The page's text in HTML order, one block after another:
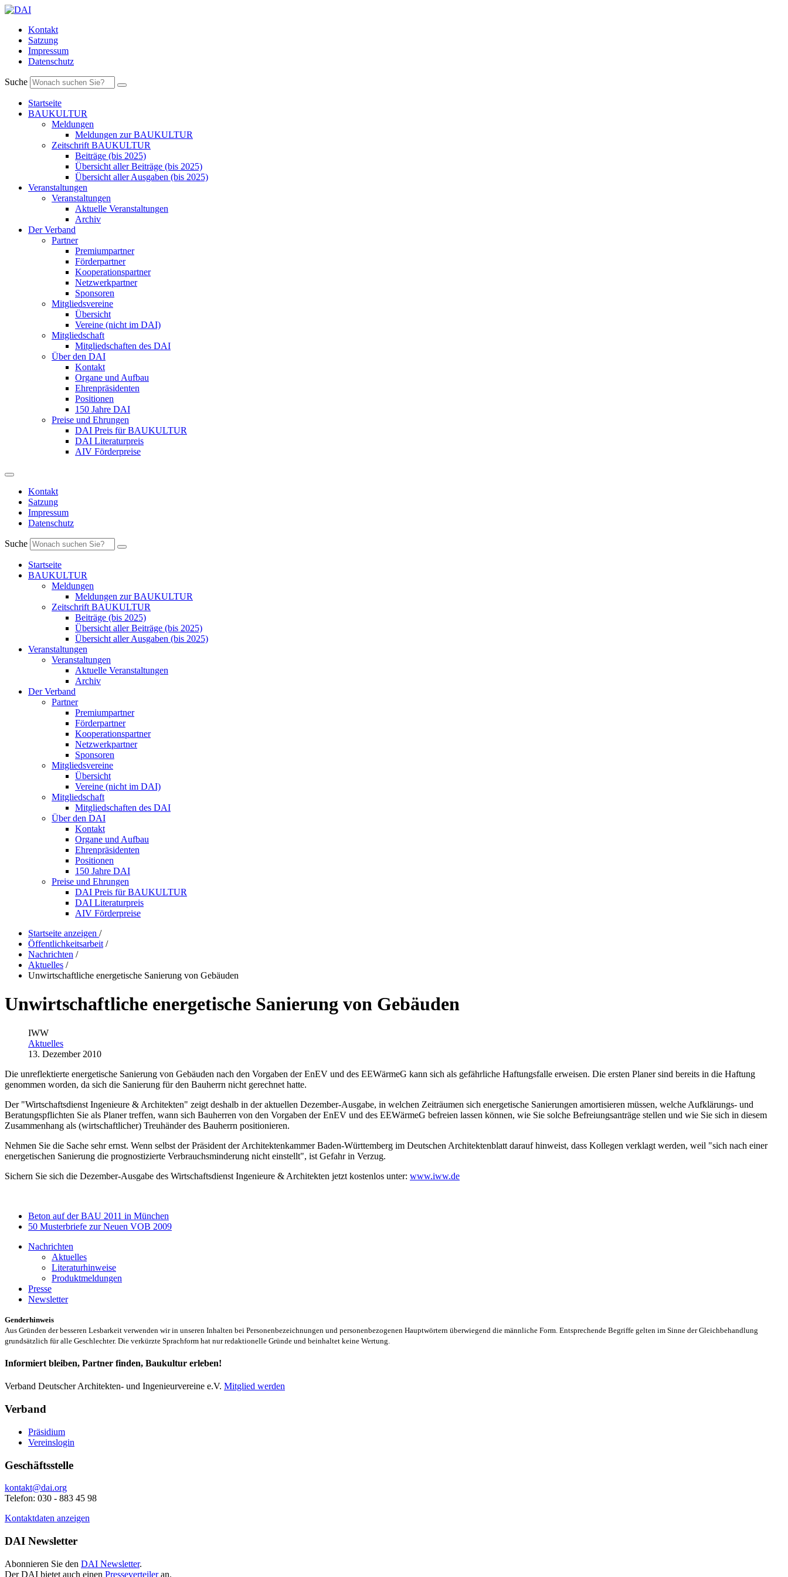
Kontakt
Satzung
Impressum
Datenschutz
Suche
Startseite
BAUKULTUR
Meldungen
Meldungen zur BAUKULTUR
Zeitschrift BAUKULTUR
Beiträge (bis 2025)
Übersicht aller Beiträge (bis 2025)
Übersicht aller Ausgaben (bis 2025)
Veranstaltungen
Veranstaltungen
Aktuelle Veranstaltungen
Archiv
Der Verband
Partner
Premiumpartner
Förderpartner
Kooperationspartner
Netzwerkpartner
Sponsoren
Mitgliedsvereine
Übersicht
Vereine (nicht im DAI)
Mitgliedschaft
Mitgliedschaften des DAI
Über den DAI
Kontakt
Organe und Aufbau
Ehrenpräsidenten
Positionen
150 Jahre DAI
Preise und Ehrungen
DAI Preis für BAUKULTUR
DAI Literaturpreis
AIV Förderpreise
Kontakt
Satzung
Impressum
Datenschutz
Suche
Startseite
BAUKULTUR
Meldungen
Meldungen zur BAUKULTUR
Zeitschrift BAUKULTUR
Beiträge (bis 2025)
Übersicht aller Beiträge (bis 2025)
Übersicht aller Ausgaben (bis 2025)
Veranstaltungen
Veranstaltungen
Aktuelle Veranstaltungen
Archiv
Der Verband
Partner
Premiumpartner
Förderpartner
Kooperationspartner
Netzwerkpartner
Sponsoren
Mitgliedsvereine
Übersicht
Vereine (nicht im DAI)
Mitgliedschaft
Mitgliedschaften des DAI
Über den DAI
Kontakt
Organe und Aufbau
Ehrenpräsidenten
Positionen
150 Jahre DAI
Preise und Ehrungen
DAI Preis für BAUKULTUR
DAI Literaturpreis
AIV Förderpreise
Startseite anzeigen /
Öffentlichkeitsarbeit /
Nachrichten /
Aktuelles /
Unwirtschaftliche energetische Sanierung von Gebäuden
Unwirtschaftliche energetische Sanierung von Gebäuden
IWW
Aktuelles
13. Dezember 2010
Die unreflektierte energetische Sanierung von Gebäuden nach den Vorgaben der EnEV und des EEWärmeG kann sich als gefährliche Haftungsfalle erweisen. Die ersten Planer sind bereits in die Haftung
genommen worden, da sich die Sanierung für den Bauherrn nicht gerechnet hatte.
Der "Wirtschaftsdienst Ingenieure & Architekten" zeigt deshalb in der aktuellen Dezember-Ausgabe, in welchen Zeiträumen sich energetische Sanierungen amortisieren müssen, welche Aufklärungs- und
Beratungspflichten Sie als Planer treffen, wann sich Bauherren von den Vorgaben der EnEV und des EEWärmeG befreien lassen können, wie Sie solche Befreiungsanträge stellen und wie Sie sich in diesem
Zusammenhang als (wirtschaftlicher) Treuhänder des Bauherrn positionieren.
Nehmen Sie die Sache sehr ernst. Wenn selbst der Präsident der Architektenkammer Baden-Württemberg im Deutschen Architektenblatt darauf hinweist, dass Kollegen verklagt werden, weil "sich nach einer
energetischen Sanierung die prognostizierte Verbrauchsminderung nicht einstellt", ist Gefahr in Verzug.
Sichern Sie sich die Dezember-Ausgabe des Wirtschaftsdienst Ingenieure & Architekten jetzt kostenlos unter: www.iww.de
Beton auf der BAU 2011 in München
50 Musterbriefe zur Neuen VOB 2009
Nachrichten
Aktuelles
Literaturhinweise
Produktmeldungen
Presse
Newsletter
Genderhinweis
Aus Gründen der besseren Lesbarkeit verwenden wir in unseren Inhalten bei Personenbezeichnungen und personenbezogenen Hauptwörtern überwiegend die männliche Form. Entsprechende Begriffe gelten im Sinne der Gleichbehandlung
grundsätzlich für alle Geschlechter. Die verkürzte Sprachform hat nur redaktionelle Gründe und beinhaltet keine Wertung.
Informiert bleiben, Partner finden, Baukultur erleben!
Verband Deutscher Architekten- und Ingenieurvereine e.V. Mitglied werden
Verband
Präsidium
Vereinslogin
Geschäftsstelle
kontakt@dai.org
Telefon: 030 - 883 45 98
Kontaktdaten anzeigen
DAI Newsletter
Abonnieren Sie den DAI Newsletter.
Der DAI bietet auch einen Presseverteileran.